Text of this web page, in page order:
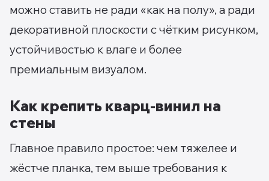
можно ставить не ради «как на полу», а ради
декоративной плоскости с чётким рисунком,
устойчивостью к влаге и более
премиальным визуалом.
Как крепить кварц-винил на
стены
Главное правило простое: чем тяжелее и
жёстче планка, тем выше требования к